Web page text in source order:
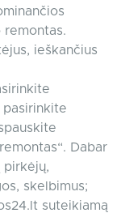
remontas.
ieškančius
pasirinkite
Dabar
pirkėjų,
skelbimus;
suteikiamą